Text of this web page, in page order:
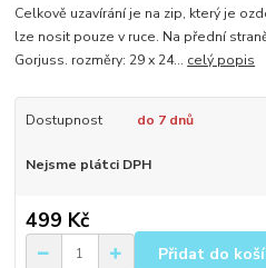
Celkově uzavírání je na zip, který je
lze nosit pouze v ruce. Na přední
Gorjuss. rozměry: 29 x 24... celý popis
Dostupnost do 7 dnů
Nejsme plátci DPH
499 Kč
Přidat do